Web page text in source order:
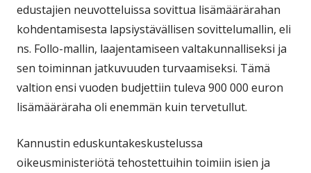
edustajien neuvotteluissa sovittua lisämäärärahan
kohdentamisesta lapsiystävällisen sovittelumallin, eli
ns. Follo-mallin, laajentamiseen valtakunnalliseksi ja
sen toiminnan jatkuvuuden turvaamiseksi. Tämä
valtion ensi vuoden budjettiin tuleva 900 000 euron
lisämääräraha oli enemmän kuin tervetullut.
Kannustin eduskuntakeskustelussa
oikeusministeriötä tehostettuihin toimiin isien ja